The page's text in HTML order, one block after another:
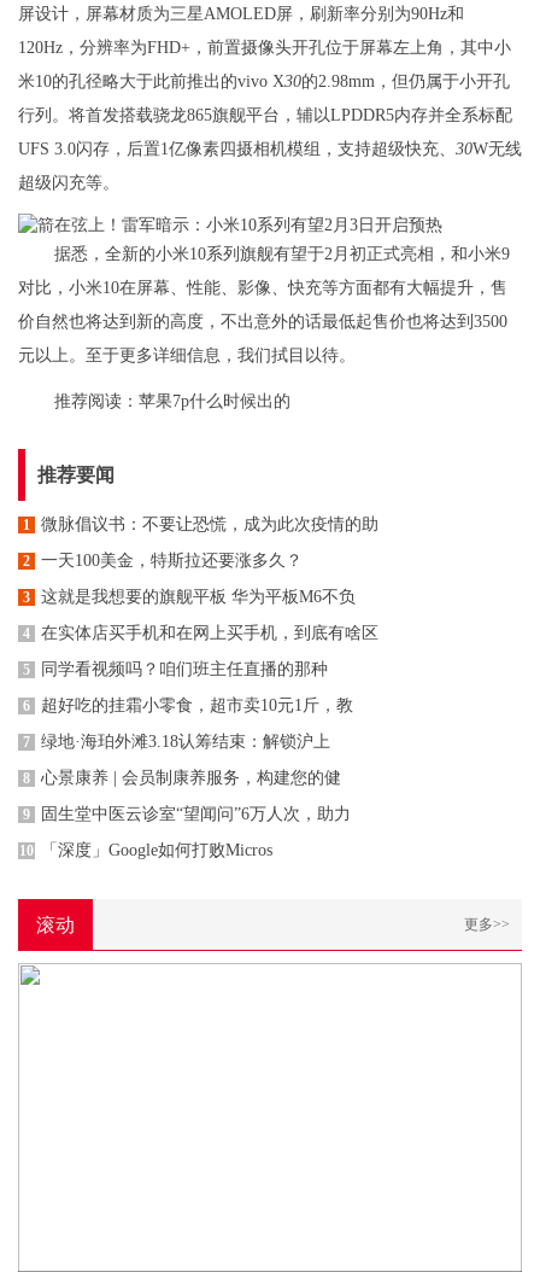
屏设计，屏幕材质为三星AMOLED屏，刷新率分别为90Hz和
120Hz，分辨率为FHD+，前置摄像头开孔位于屏幕左上角，其中小
米10的孔径略大于此前推出的vivo X30的2.98mm，但仍属于小开孔
行列。将首发搭载骁龙865旗舰平台，辅以LPDDR5内存并全系标配
UFS 3.0闪存，后置1亿像素四摄相机模组，支持超级快充、 30W无线
超级闪充等。
据悉，全新的小米10系列旗舰有望于2月初正式亮相，和小米9
对比，小米10在屏幕、性能、影像、快充等方面都有大幅提升，售
价自然也将达到新的高度，不出意外的话最低起售价也将达到3500
元以上。至于更多详细信息，我们拭目以待。
推荐阅读： 苹果7p什么时候出的
推荐要闻
1 微脉倡议书：不要让恐慌，成为此次疫情的助
2 一天100美金，特斯拉还要涨多久？
3 这就是我想要的旗舰平板 华为平板M6不负
4 在实体店买手机和在网上买手机，到底有啥区
5 同学看视频吗？咱们班主任直播的那种
6 超好吃的挂霜小零食，超市卖10元1斤，教
7 绿地·海珀外滩3.18认筹结束：解锁沪上
8 心景康养 | 会员制康养服务，构建您的健
9 固生堂中医云诊室“望闻问”6万人次，助力
10 「深度」Google如何打败Micros
滚动 更多>>